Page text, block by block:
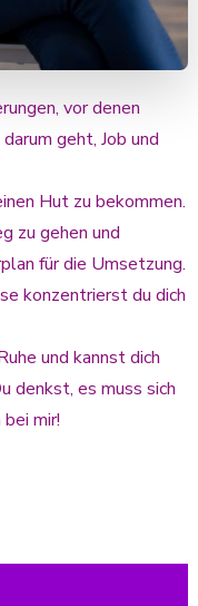
vor denen
geht, Job und
Hut zu bekommen.
zu gehen und
für die Umsetzung.
konzentrierst du dich
und kannst dich
denkst, es muss sich
mir!